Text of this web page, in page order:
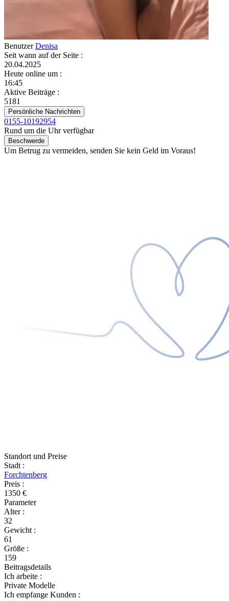
BenutzerDenisa
Seit wann auf der Seite :
20.04.2025
Heute online um :
16:45
Aktive Beiträge :
5181
Persönliche Nachrichten
0155-10192954
Rund um die Uhr verfügbar
Beschwerde
Um Betrug zu vermeiden, senden Sie kein Geld im Voraus!
Standort und Preise
Stadt :
Forchtenberg
Preis :
1350 €
Parameter
Alter :
32
Gewicht :
61
Größe :
159
Beitragsdetails
Ich arbeite :
Private Modelle
Ich empfange Kunden :